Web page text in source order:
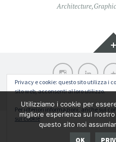
Architecture,
InstagramLinkedIn
Funziona grazie a WordPress
Return
Copyright ©. All rights reserved 2026
Privacy e cookie: questo sito utilizza i
sito web, acconsenti al loro utilizzo.
Per ulteriori informazioni, anche sul
sui cookie
Utilizziamo i cookie per
migliore esperienza sul
questo sito noi
OK